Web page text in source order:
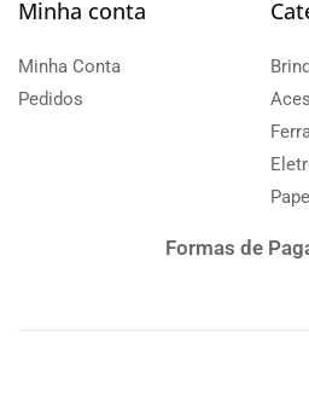
Minha conta
Minha Conta
Pedidos
Formas de